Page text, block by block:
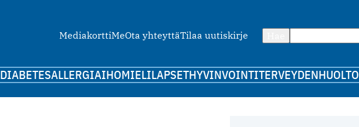
MediakorttiMeOta yhteyttäTilaa uutiskirje
DIABETESALLERGIAIHOMIELILAPSETHYVINVOINTITERVEYDENHUOLTO